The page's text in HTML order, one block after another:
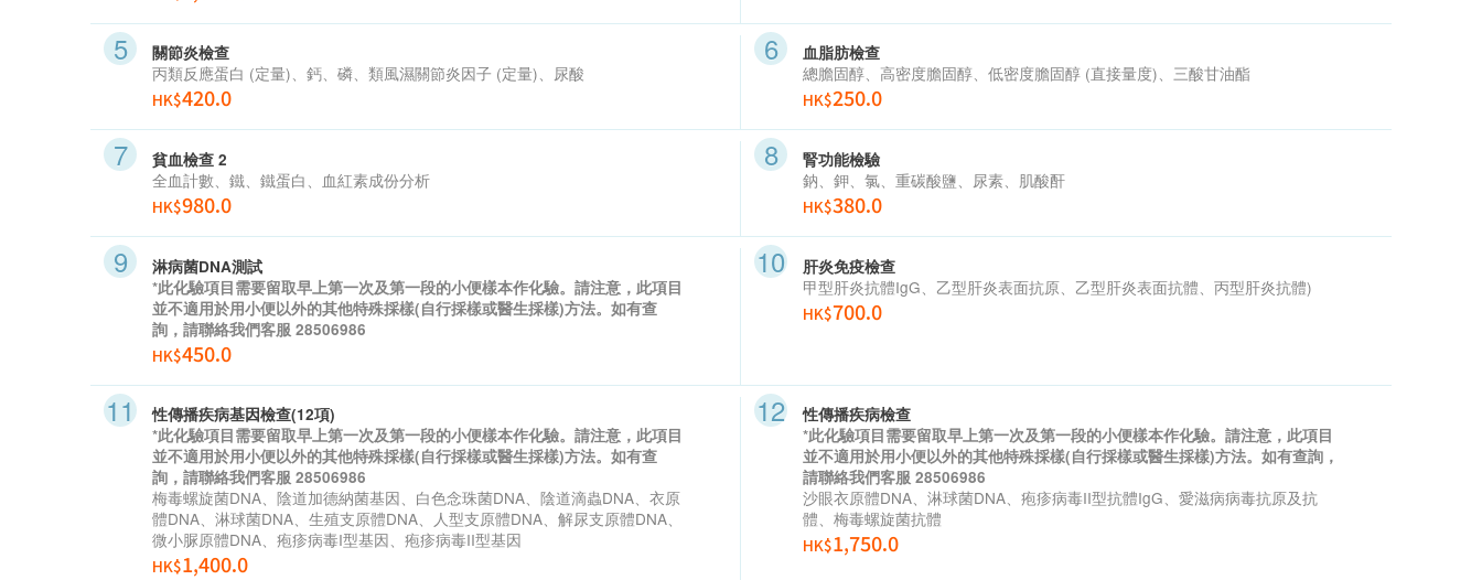
關節炎檢查
丙類反應蛋白 (定量) 、鈣、磷、類風濕關節炎因子 (定量) 、尿酸
HK$420.0
血脂肪檢查
總膽固醇、高密度膽固醇、低密度膽固醇 (直接量度) 、三酸甘油酯
HK$250.0
貧血檢查 2
全血計數、鐵、鐵蛋白、血紅素成份分析
HK$980.0
腎功能檢驗
鈉、鉀、氯、重碳酸鹽、尿素、肌酸酐
HK$380.0
淋病菌DNA測試
*此化驗項目需要留取早上第一次及第一段的小便樣本作化驗。請注意，此項目
並不適用於用小便以外的其他特殊採樣(自行採樣或醫生採樣)方法。如有查
詢，請聯絡我們客服 28506986
HK$450.0
肝炎免疫檢查
甲型肝炎抗體IgG 、乙型肝炎表面抗原、乙型肝炎表面抗體、丙型肝炎抗體)
HK$700.0
性傳播疾病基因檢查(12項)
*此化驗項目需要留取早上第一次及第一段的小便樣本作化驗。請注意，此項目
並不適用於用小便以外的其他特殊採樣(自行採樣或醫生採樣)方法。如有查
詢，請聯絡我們客服 28506986
梅毒螺旋菌DNA、陰道加德納菌基因、白色念珠菌DNA、陰道滴蟲DNA、衣原
體DNA、淋球菌DNA、生殖支原體DNA、人型支原體DNA、解尿支原體DNA、
微小脲原體DNA、疱疹病毒I型基因、疱疹病毒II型基因
HK$1,400.0
性傳播疾病檢查
*此化驗項目需要留取早上第一次及第一段的小便樣本作化驗。請注意，此項目
並不適用於用小便以外的其他特殊採樣(自行採樣或醫生採樣)方法。如有查詢，
請聯絡我們客服 28506986
沙眼衣原體DNA、淋球菌DNA、疱疹病毒II型抗體IgG、愛滋病病毒抗原及抗
體、梅毒螺旋菌抗體
HK$1,750.0